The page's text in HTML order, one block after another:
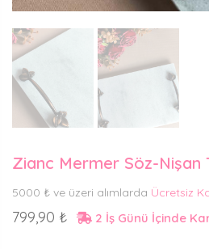
Zianc Mermer Söz-Nişan
5000 ₺ ve üzeri alımlarda Ücretsiz
799,90 ₺ 2 İş Günü İçinde